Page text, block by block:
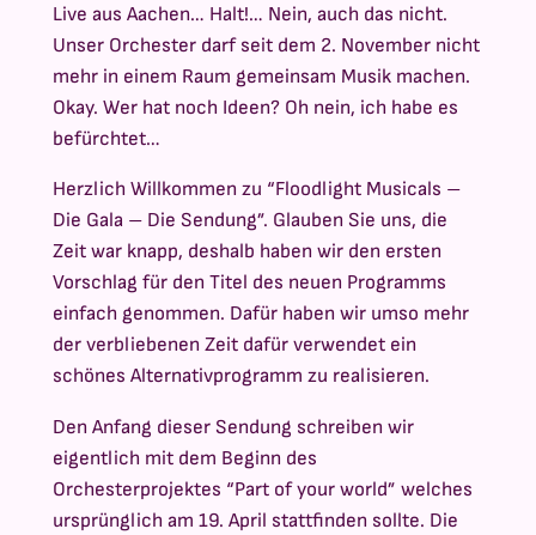
Live aus Aachen… Halt!… Nein, auch das nicht.
Unser Orchester darf seit dem 2. November nicht
mehr in einem Raum gemeinsam Musik machen.
Okay. Wer hat noch Ideen? Oh nein, ich habe es
befürchtet…
Herzlich Willkommen zu “Floodlight Musicals –
Die Gala – Die Sendung”. Glauben Sie uns, die
Zeit war knapp, deshalb haben wir den ersten
Vorschlag für den Titel des neuen Programms
einfach genommen. Dafür haben wir umso mehr
der verbliebenen Zeit dafür verwendet ein
schönes Alternativprogramm zu realisieren.
Den Anfang dieser Sendung schreiben wir
eigentlich mit dem Beginn des
Orchesterprojektes “Part of your world” welches
ursprünglich am 19. April stattfinden sollte. Die